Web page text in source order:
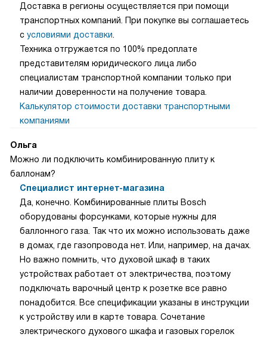
Доставка в регионы осуществляется при помощи
транспортных компаний. При покупке вы соглашаетесь
с условиями доставки
Техника отгружается по 100% предоплате
представителям юридического лица либо
специалистам транспортной компании только при
наличии доверенности на получение товара.
Калькулятор стоимости доставки транспортными
компаниями
Ольга
Можно ли подключить комбинированную плиту к
баллонам?
Специалист интернет-магазина
Да, конечно. Комбинированные плиты Bosch
оборудованы форсунками, которые нужны для
баллонного газа. Так что их можно использовать даже
в домах, где газопровода нет. Или, например, на дачах.
Но важно помнить, что духовой шкаф в таких
устройствах работает от электричества, поэтому
подключать варочный центр к розетке все равно
понадобится. Все спецификации указаны в инструкции
к устройству или в карте товара. Сочетание
электрического духового шкафа и газовых горелок